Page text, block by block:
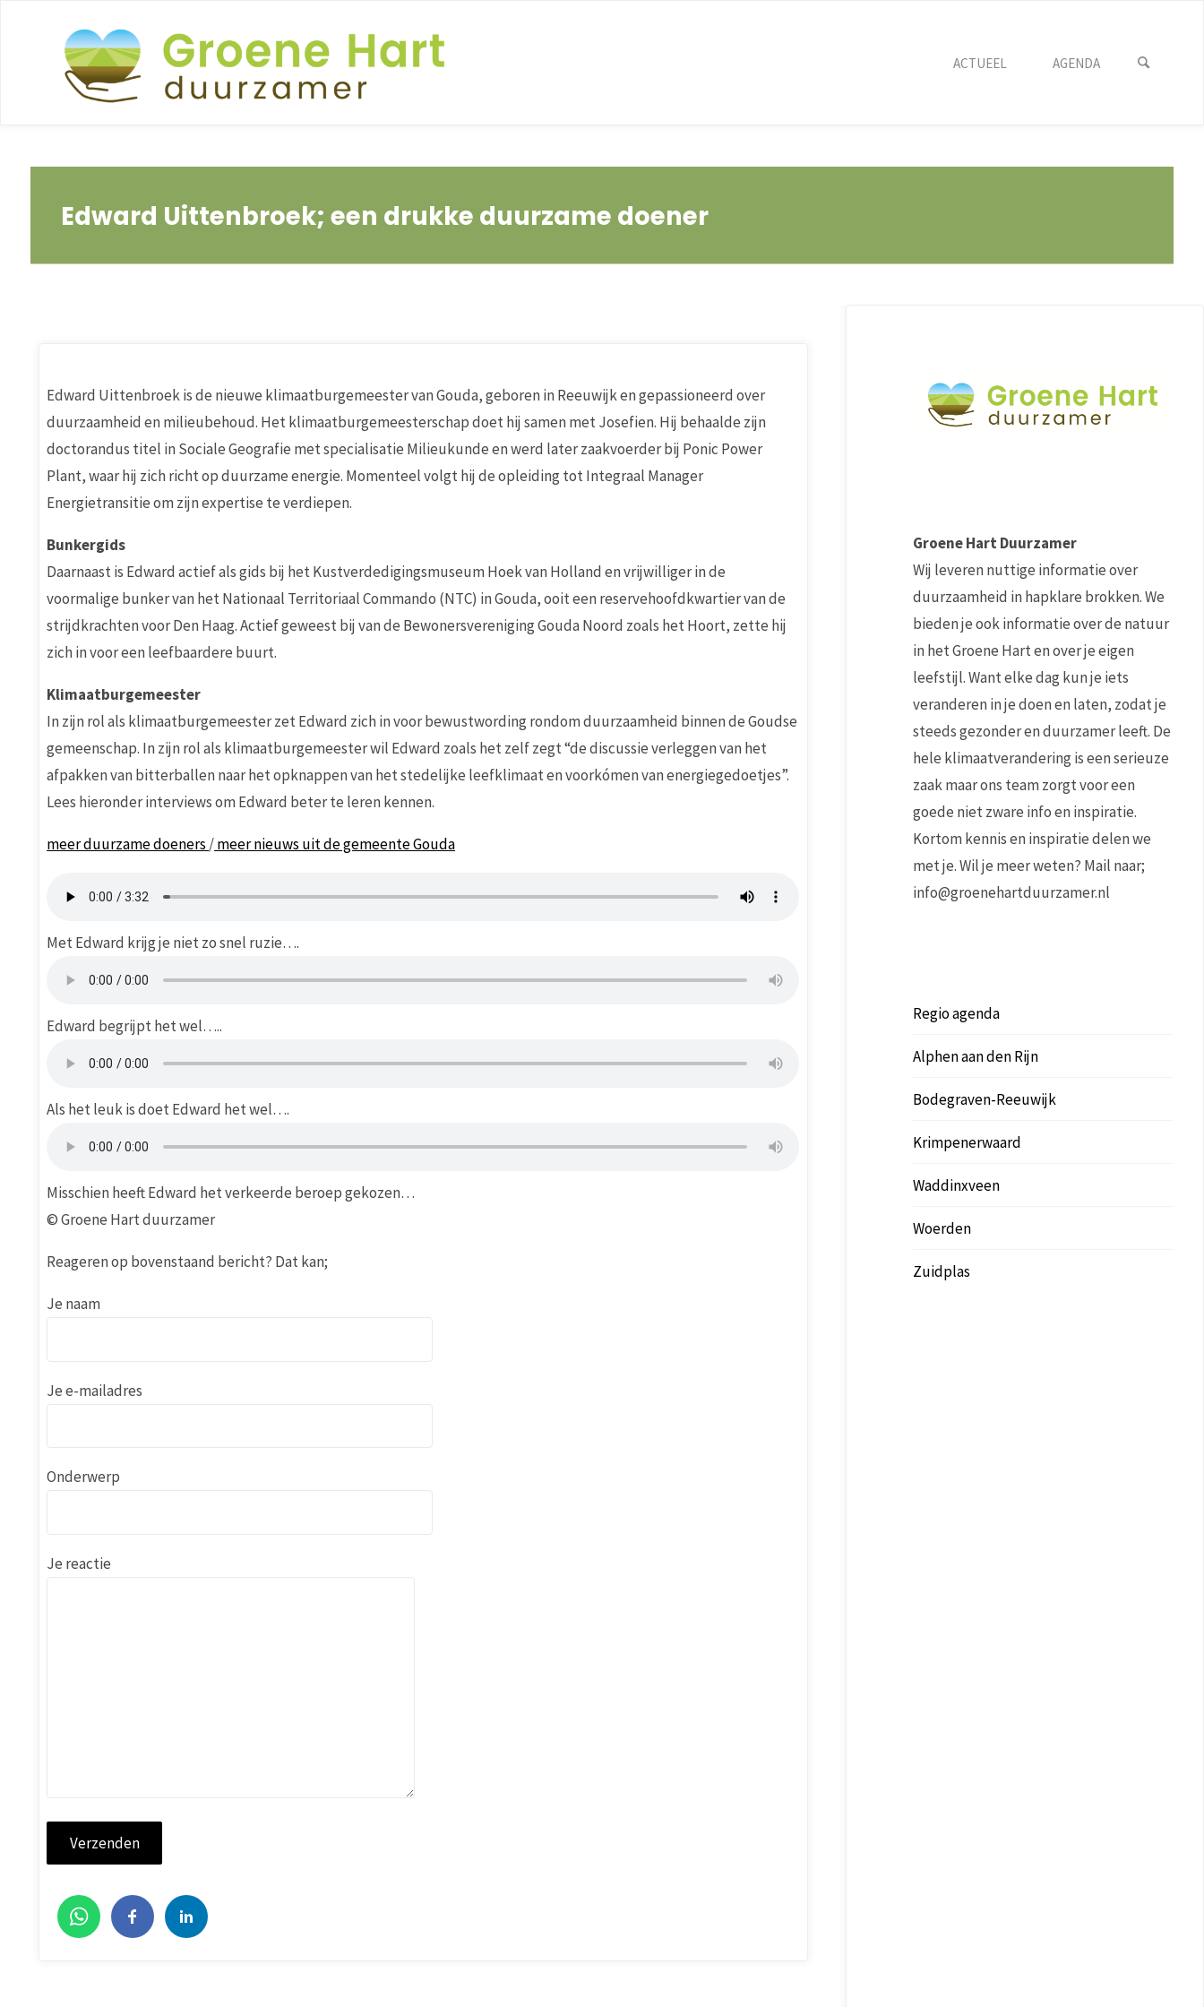
ACTUEEL AGENDA
Edward Uittenbroek; een drukke duurzame doener
Edward Uittenbroek is de nieuwe klimaatburgemeester van Gouda, geboren in Reeuwijk en gepassioneerd over
duurzaamheid en milieubehoud. Het klimaatburgemeesterschap doet hij samen met Josefien. Hij behaalde zijn
doctorandus titel in Sociale Geografie met specialisatie Milieukunde en werd later zaakvoerder bij Ponic Power
Plant, waar hij zich richt op duurzame energie. Momenteel volgt hij de opleiding tot Integraal Manager
Energietransitie om zijn expertise te verdiepen.
Bunkergids
Daarnaast is Edward actief als gids bij het Kustverdedigingsmuseum Hoek van Holland en vrijwilliger in de
voormalige bunker van het Nationaal Territoriaal Commando (NTC) in Gouda, ooit een reservehoofdkwartier van de
strijdkrachten voor Den Haag. Actief geweest bij van de Bewonersvereniging Gouda Noord zoals het Hoort, zette hij
zich in voor een leefbaardere buurt.
Klimaatburgemeester
In zijn rol als klimaatburgemeester zet Edward zich in voor bewustwording rondom duurzaamheid binnen de Goudse
gemeenschap. In zijn rol als klimaatburgemeester wil Edward zoals het zelf zegt “de discussie verleggen van het
afpakken van bitterballen naar het opknappen van het stedelijke leefklimaat en voorkómen van energiegedoetjes”.
Lees hieronder interviews om Edward beter te leren kennen.
meer duurzame doeners /meer nieuws uit de gemeente Gouda
Met Edward krijg je niet zo snel ruzie….
Edward begrijpt het wel…..
Als het leuk is doet Edward het wel….
Misschien heeft Edward het verkeerde beroep gekozen…
© Groene Hart duurzamer
Reageren op bovenstaand bericht? Dat kan;
Je naam
Je e-mailadres
Onderwerp
Je reactie
Groene Hart Duurzamer
Wij leveren nuttige informatie over
duurzaamheid in hapklare brokken. We
bieden je ook informatie over de natuur
in het Groene Hart en over je eigen
leefstijl. Want elke dag kun je iets
veranderen in je doen en laten, zodat je
steeds gezonder en duurzamer leeft. De
hele klimaatverandering is een serieuze
zaak maar ons team zorgt voor een
goede niet zware info en inspiratie.
Kortom kennis en inspiratie delen we
met je. Wil je meer weten? Mail naar;
info@groenehartduurzamer.nl
Regio agenda
Alphen aan den Rijn
Bodegraven-Reeuwijk
Krimpenerwaard
Waddinxveen
Woerden
Zuidplas